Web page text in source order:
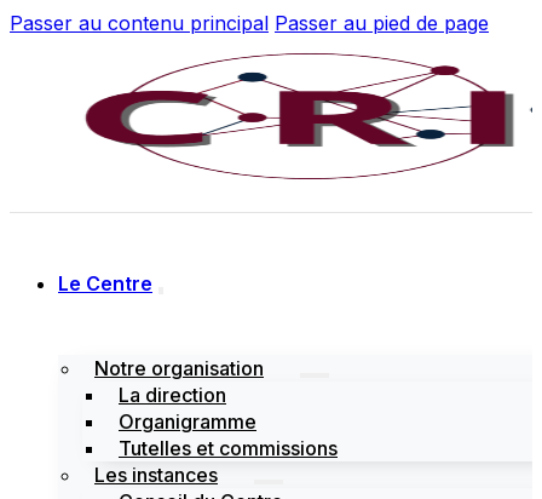
Passer au contenu principal Passer au pied de page
Le Centre
Notre organisation
La direction
Organigramme
Tutelles et commissions
Les instances